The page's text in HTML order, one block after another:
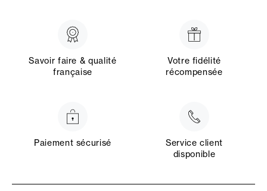
Savoir faire & qualité
française
Votre fidélité
récompensée
Paiement sécurisé
Service client
disponible